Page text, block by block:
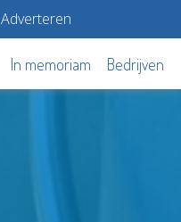
Adverteren
In memoriam Bedrijven